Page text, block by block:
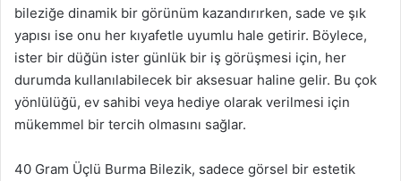
bileziğe dinamik bir görünüm kazandırırken, sade ve şık
yapısı ise onu her kıyafetle uyumlu hale getirir. Böylece,
ister bir düğün ister günlük bir iş görüşmesi için, her
durumda kullanılabilecek bir aksesuar haline gelir. Bu çok
yönlülüğü, ev sahibi veya hediye olarak verilmesi için
mükemmel bir tercih olmasını sağlar.
40 Gram Üçlü Burma Bilezik, sadece görsel bir estetik